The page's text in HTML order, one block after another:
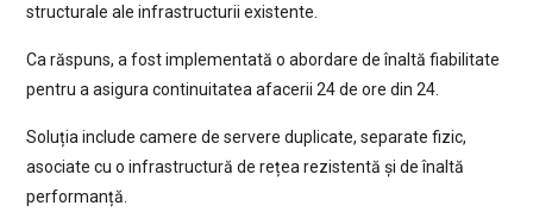
structurale ale infrastructurii existente.
Ca răspuns, a fost implementată o abordare de înaltă fiabilitate
pentru a asigura continuitatea afacerii 24 de ore din 24.
Soluția include camere de servere duplicate, separate fizic,
asociate cu o infrastructură de rețea rezistentă și de înaltă
performanță.